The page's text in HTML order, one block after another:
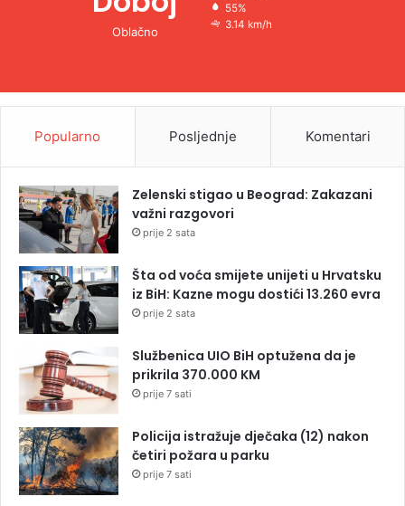
Oblačno
55%
3.14 km/h
Popularno Posljednje Komentari
Zelenski stigao u Beograd: Zakazani
važni razgovori
prije 2 sata
Šta od voća smijete unijeti u Hrvatsku
iz BiH: Kazne mogu dostići 13.260 evra
prije 2 sata
Službenica UIO BiH optužena da je
prikrila 370.000 KM
prije 7 sati
Policija istražuje dječaka (12) nakon
četiri požara u parku
prije 7 sati